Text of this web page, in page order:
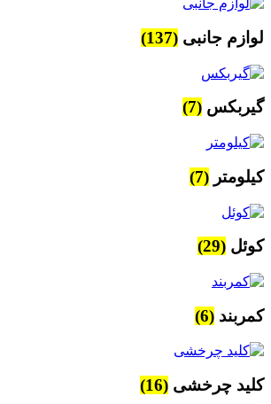
لوازم جانبی (137)
گیربکس (7)
کیلومتر (7)
کوئل (29)
کمربند (6)
کلید چرخشی (16)